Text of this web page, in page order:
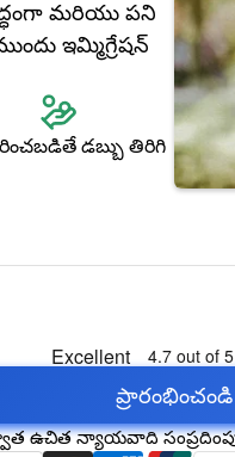
మరియు పని
ఇమ్మిగ్రేషన్
డబ్బు తిరిగి
Excellent 4.7 out of 5
ప్రారంభించండి
ఉచిత న్యాయవాది